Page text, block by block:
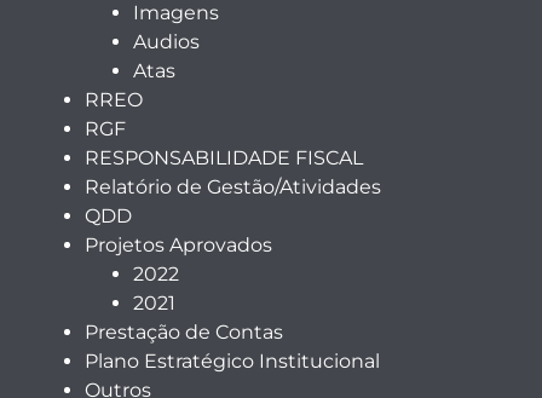
Imagens
Audios
Atas
RREO
RGF
RESPONSABILIDADE FISCAL
Relatório de Gestão/Atividades
QDD
Projetos Aprovados
2022
2021
Prestação de Contas
Plano Estratégico Institucional
Outros